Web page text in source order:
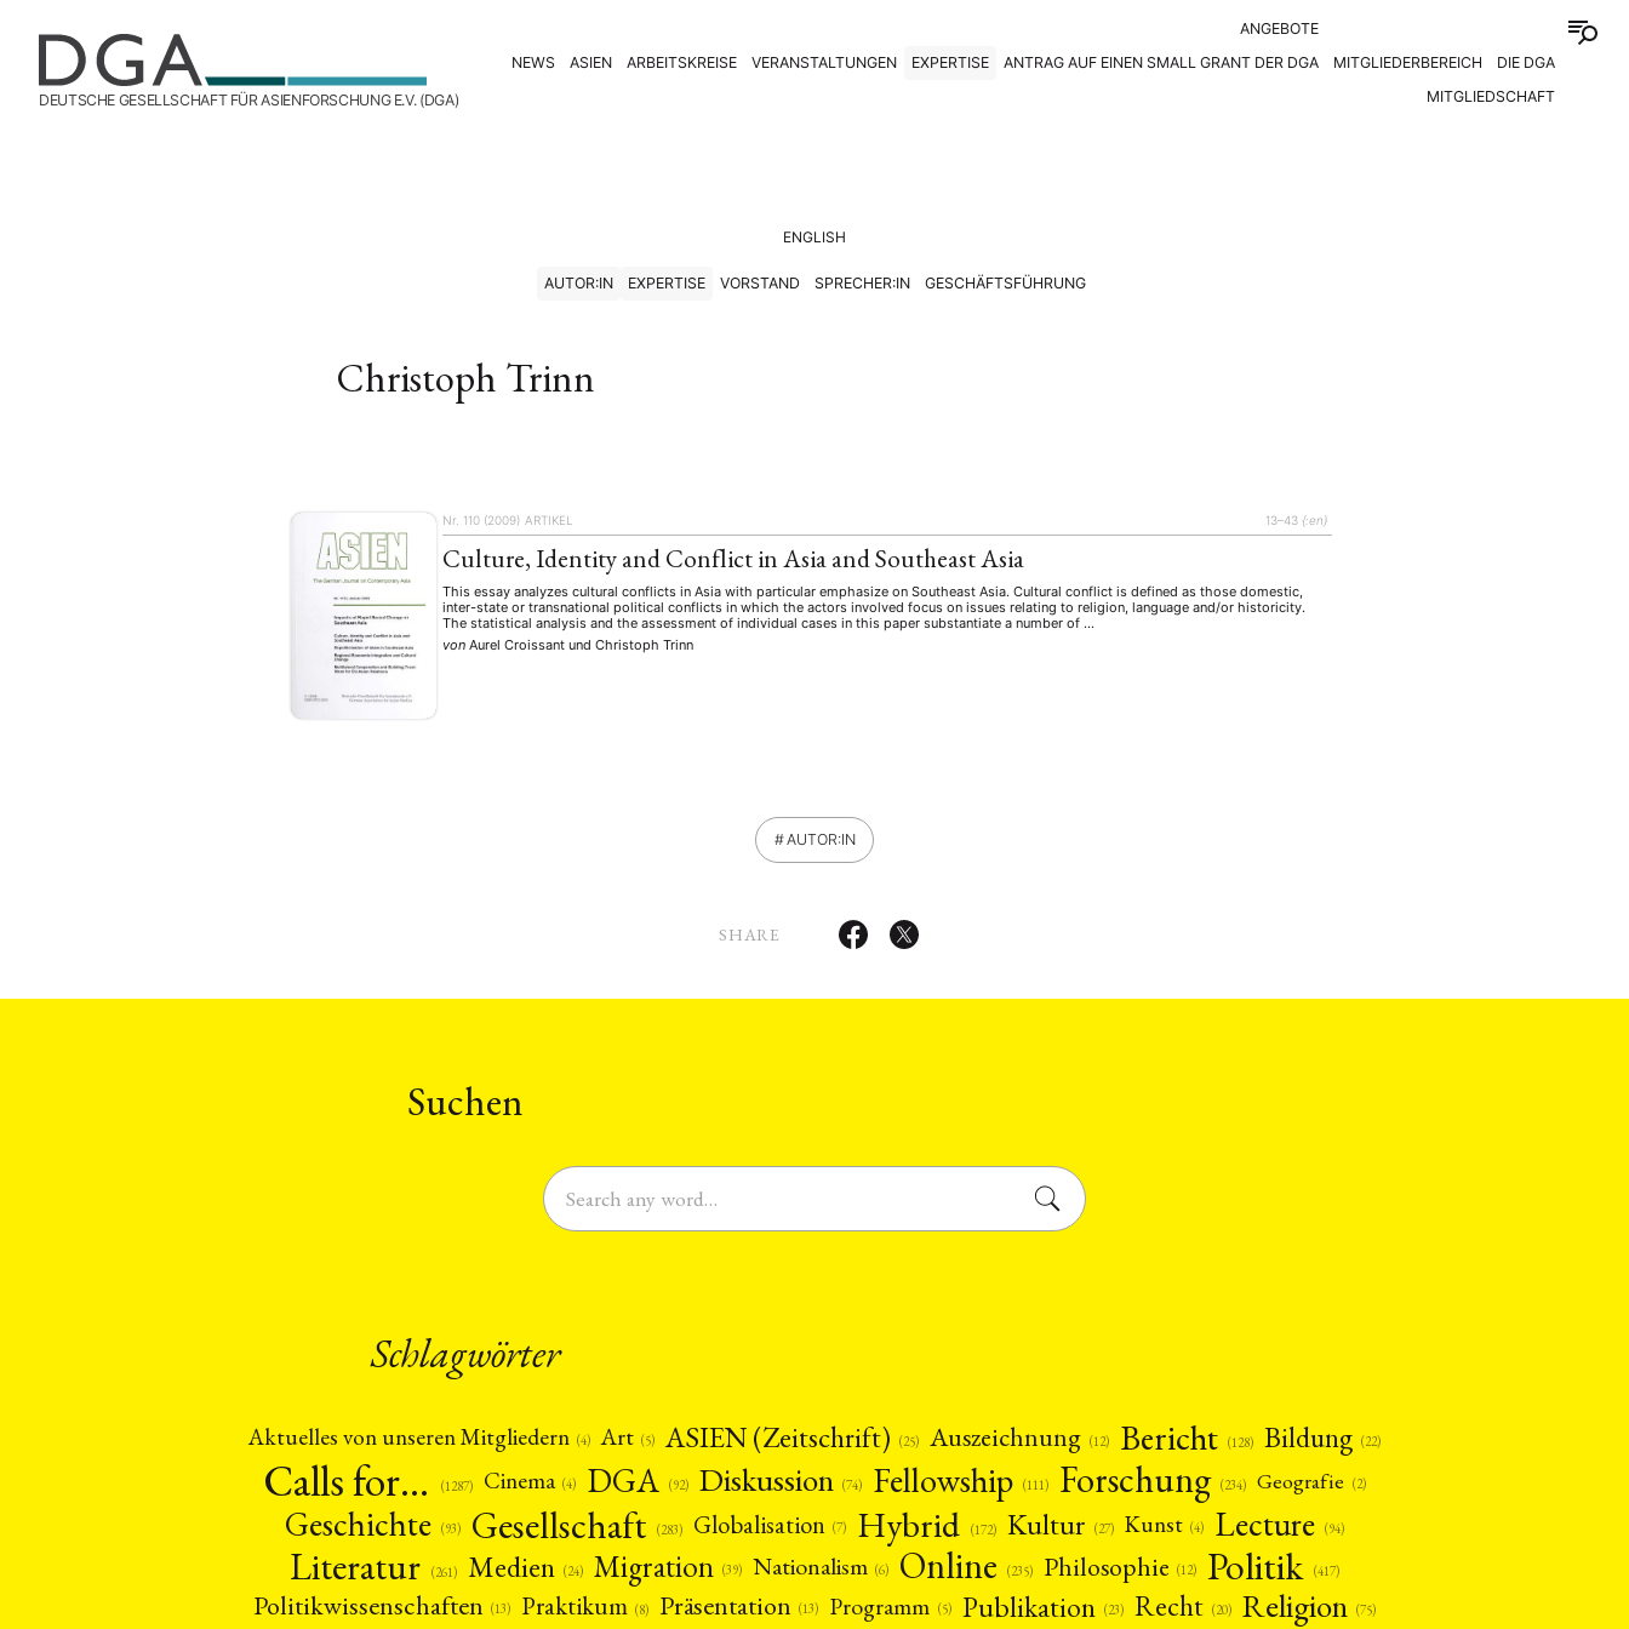
DEUTSCHE GESELLSCHAFT FÜR ASIENFORSCHUNG E.V. (DGA)
NEWS ASIEN ARBEITSKREISE VERANSTALTUNGEN EXPERTISE
ANGEBOTE
ANTRAG AUF EINEN SMALL GRANT DER DGA
MITGLIEDERBEREICH
DIE DGA
MITGLIEDSCHAFT
ENGLISH
AUTOR:IN EXPERTISE VORSTAND SPRECHER:IN GESCHÄFTSFÜHRUNG
Christoph Trinn
Nr. 110 (2009) ARTIKEL 13–43 {:en}
Culture, Identity and Conflict in Asia and Southeast Asia
This essay analyzes cultural conflicts in Asia with particular emphasize on Southeast Asia. Cultural conflict is defined as those domestic,
inter-state or transnational political conflicts in which the actors involved focus on issues relating to religion, language and/or historicity.
The statistical analysis and the assessment of individual cases in this paper substantiate a number of …
von Aurel Croissantund Christoph Trinn
AUTOR:IN
SHARE
Suchen
Schlagwörter
Aktuelles von unseren Mitgliedern (4) Art (5) ASIEN (Zeitschrift) (25) Auszeichnung (12) Bericht (128) Bildung (22)
Calls for… (1287) Cinema (4) DGA (92) Diskussion (74) Fellowship (111) Forschung (234) Geografie (2)
Geschichte (93) Gesellschaft (283) Globalisation (7) Hybrid (172) Kultur (27) Kunst (4) Lecture (94)
Literatur (261) Medien (24) Migration (39) Nationalism (6) Online (235) Philosophie (12) Politik (417)
Politikwissenschaften (13) Praktikum (8) Präsentation (13) Programm (5) Publikation (23) Recht (20) Religion (75)